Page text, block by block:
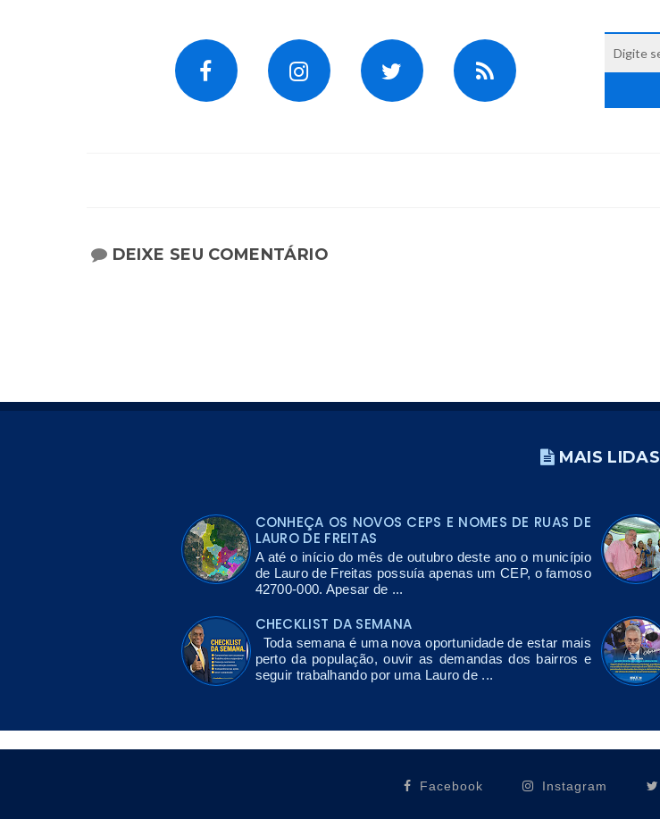
DEIXE SEU COMENTÁRIO
MAIS LIDAS
CONHEÇA OS NOVOS CEPS E NOMES DE RUAS DE
LAURO DE FREITAS
A até o início do mês de outubro deste ano o município
de Lauro de Freitas possuía apenas um CEP, o famoso
42700-000. Apesar de ...
CHECKLIST DA SEMANA
Toda semana é uma nova oportunidade de estar mais
perto da população, ouvir as demandas dos bairros e
seguir trabalhando por uma Lauro de ...
Facebook Instagram